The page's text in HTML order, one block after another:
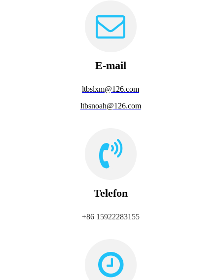
E-mail
ltbslxm@126.com
ltbsnoah@126.com
Telefon
+86 15922283155